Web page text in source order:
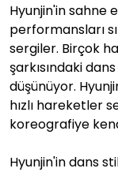
Hyunjin'in sahne
performansları
sergiler. Birçok
şarkısındaki
düşünüyor.
hızlı hareketler
koreografiye
Hyunjin'in dans